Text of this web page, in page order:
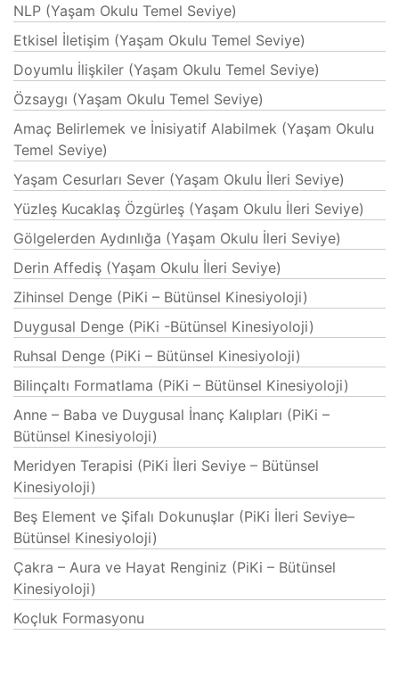
NLP (Yaşam Okulu Temel Seviye)
Etkisel İletişim (Yaşam Okulu Temel Seviye)
Doyumlu İlişkiler (Yaşam Okulu Temel Seviye)
Özsaygı (Yaşam Okulu Temel Seviye)
Amaç Belirlemek ve İnisiyatif Alabilmek (Yaşam Okulu
Temel Seviye)
Yaşam Cesurları Sever (Yaşam Okulu İleri Seviye)
Yüzleş Kucaklaş Özgürleş (Yaşam Okulu İleri Seviye)
Gölgelerden Aydınlığa (Yaşam Okulu İleri Seviye)
Derin Affediş (Yaşam Okulu İleri Seviye)
Zihinsel Denge (PiKi – Bütünsel Kinesiyoloji)
Duygusal Denge (PiKi -Bütünsel Kinesiyoloji)
Ruhsal Denge (PiKi – Bütünsel Kinesiyoloji)
Bilinçaltı Formatlama (PiKi – Bütünsel Kinesiyoloji)
Anne – Baba ve Duygusal İnanç Kalıpları (PiKi –
Bütünsel Kinesiyoloji)
Meridyen Terapisi (PiKi İleri Seviye – Bütünsel
Kinesiyoloji)
Beş Element ve Şifalı Dokunuşlar (PiKi İleri Seviye–
Bütünsel Kinesiyoloji)
Çakra – Aura ve Hayat Renginiz (PiKi – Bütünsel
Kinesiyoloji)
Koçluk Formasyonu